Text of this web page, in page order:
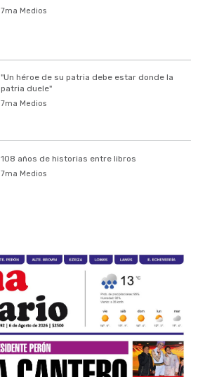
7ma Medios
"Un héroe de su patria debe estar donde la
patria duele"
7ma Medios
108 años de historias entre libros
7ma Medios